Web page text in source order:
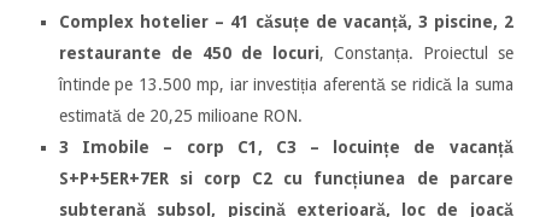
Complex hotelier – 41 căsuțe de vacanță, 3 piscine, 2
restaurante de 450 de locuri, Constanța. Proiectul se
întinde pe 13.500 mp, iar investiția aferentă se ridică la suma
estimată de 20,25 milioane RON.
3 Imobile – corp C1, C3 – locuințe de vacanță
S+P+5ER+7ER si corp C2 cu funcțiunea de parcare
subterană subsol, piscină exterioară, loc de joacă